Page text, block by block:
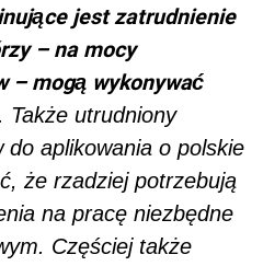
jest zatrudnienie
– na mocy
– mogą wykonywać
Także utrudniony
aplikowania o polskie
że rzadziej potrzebują
na pracę niezbędne
Częściej także